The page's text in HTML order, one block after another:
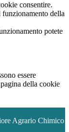
consentire.
della
potete
essere
della cookie
Agrario Chimico